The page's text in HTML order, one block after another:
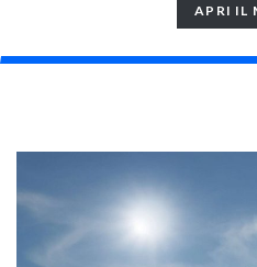
TOGGLE
APRI IL